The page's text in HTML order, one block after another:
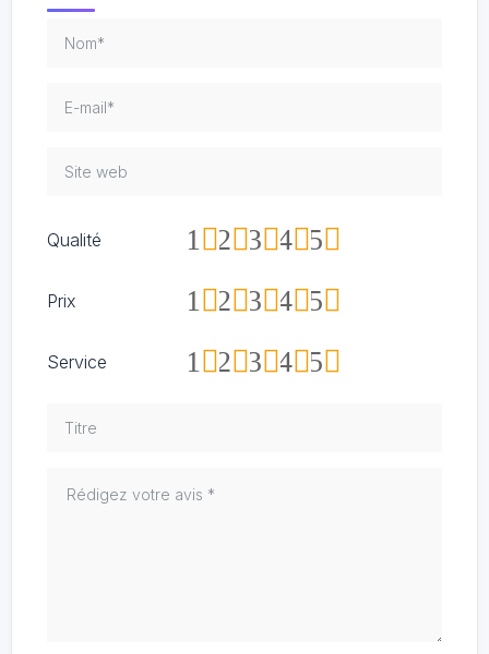
Qualité 5
4
3
2
1
Prix 5
4
3
2
1
Service 5
4
3
2
1